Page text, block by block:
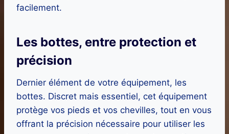
facilement.
Les bottes, entre protection et
précision
Dernier élément de votre équipement, les
bottes. Discret mais essentiel, cet équipement
protège vos pieds et vos chevilles, tout en vous
offrant la précision nécessaire pour utiliser les